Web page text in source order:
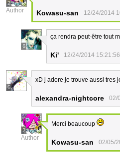
2
Author Kowasu-san 12/24/2014
6
ça rendra peut-être tout
Ki' 12/24/2014 15:21:56
6
xD j adore je trouve aussi tres
alexandra-nightcore 02/
2
Author
Merci beaucoup
Kowasu-san 02/05/